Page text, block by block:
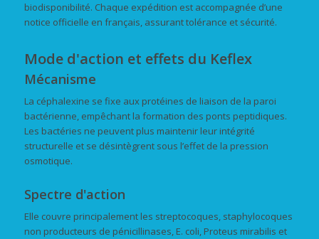
biodisponibilité. Chaque expédition est accompagnée d’une
notice officielle en français, assurant tolérance et sécurité.
Mode d'action et effets du Keflex
Mécanisme
La céphalexine se fixe aux protéines de liaison de la paroi
bactérienne, empêchant la formation des ponts peptidiques.
Les bactéries ne peuvent plus maintenir leur intégrité
structurelle et se désintègrent sous l’effet de la pression
osmotique.
Spectre d'action
Elle couvre principalement les streptocoques, staphylocoques
non producteurs de pénicillinases, E. coli, Proteus mirabilis et